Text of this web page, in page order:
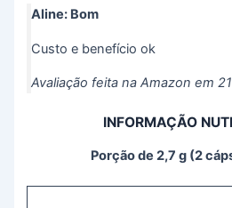
Aline: Bom
Custo e benefício ok
Avaliação feita na Amazon em
INFORMAÇÃO
Porção de 2,7 g (2